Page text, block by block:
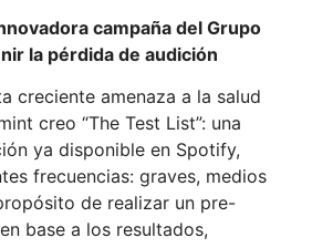
campaña del Grupo
la pérdida de audición
creciente amenaza a la salud
creo “The Test List”: una
ya disponible en Spotify,
frecuencias: graves, medios
de realizar un pre-
base a los resultados,